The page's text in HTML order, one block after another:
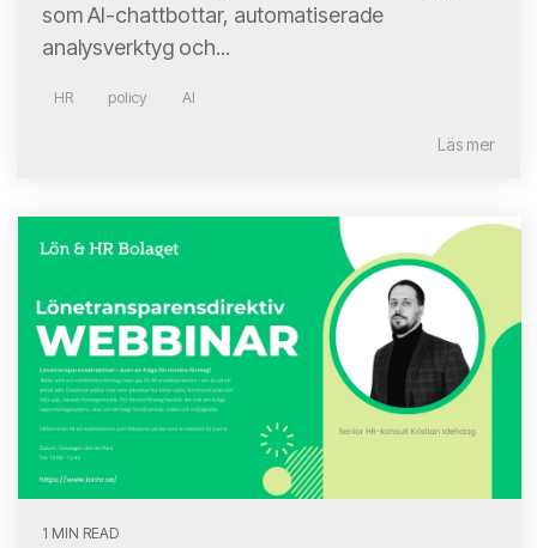
som AI-chattbottar, automatiserade
analysverktyg och...
HR policy AI
Läs mer
1 MIN READ